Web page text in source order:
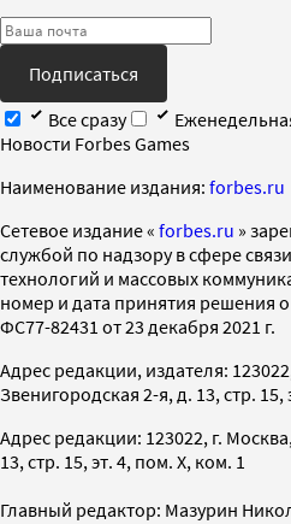
Подписаться
Все сразу
Новости Forbes Games
Наименование издания: forbes.ru
Cетевое издание « forbes.ru »
службой по надзору в сфере
технологий и массовых
номер и дата принятия решения
ФС77-82431 от 23 декабря 2021 г.
Адрес редакции, издателя:
Звенигородская 2-я, д. 13, стр. 15,
Адрес редакции: 123022, г.
13, стр. 15, эт. 4, пом. X, ком. 1
Главный редактор: Мазурин